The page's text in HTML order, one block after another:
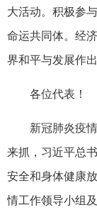
大活动。积极参
命运共同体。经
界和平与发展作
各位代表！
新冠肺炎疫
来抓，习近平总
安全和身体健康
情工作领导小组